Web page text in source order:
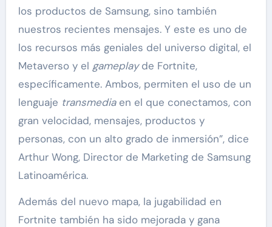
los productos de Samsung, sino también
nuestros recientes mensajes. Y este es uno de
los recursos más geniales del universo digital, el
Metaverso y el gameplayde Fortnite,
específicamente. Ambos, permiten el uso de un
lenguaje transmediaen el que conectamos, con
gran velocidad, mensajes, productos y
personas, con un alto grado de inmersión”, dice
Arthur Wong, Director de Marketing de Samsung
Latinoamérica.
Además del nuevo mapa, la jugabilidad en
Fortnite también ha sido mejorada y gana